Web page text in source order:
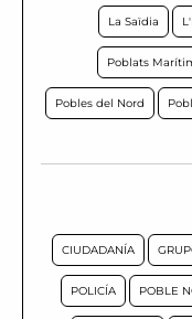
La Saïdia
Poblats
Pobles del Nord
CIUDADANÍA
POLICÍA POBLE